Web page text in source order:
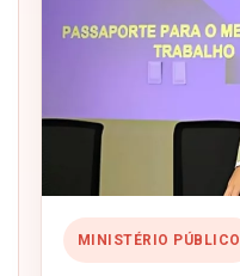
MINISTÉRIO PÚBLICO